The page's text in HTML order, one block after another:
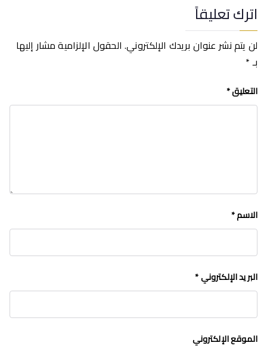
اترك تعليقاً
لن يتم نشر عنوان بريدك الإلكتروني. الحقول الإلزامية مشار إليها
بـ*
التعليق*
الاسم*
البريد الإلكتروني*
الموقع الإلكتروني